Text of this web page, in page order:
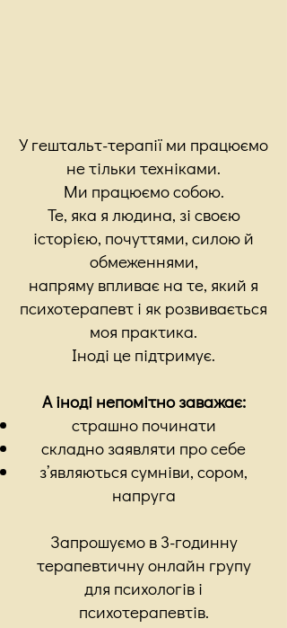
У гештальт-терапії ми працюємо
не тільки техніками.
Ми працюємо собою.
Те, яка я людина, зі своєю
історією, почуттями, силою й
обмеженнями,
напряму впливає на те, який я
психотерапевт і як розвивається
моя практика.
Іноді це підтримує.
А іноді непомітно заважає:
страшно починати
складно заявляти про себе
з’являються сумніви, сором,
напруга
Запрошуємо в 3-годинну
терапевтичну онлайн групу
для психологів і
психотерапевтів.